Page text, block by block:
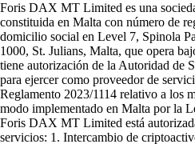
Foris DAX MT Limited es una
constituida en Malta con número de
domicilio social en Level 7, Spinola
1000, St. Julians, Malta, que opera
tiene autorización de la Autoridad de
para ejercer como proveedor de
Reglamento 2023/1114 relativo a los
modo implementado en Malta por la
Foris DAX MT Limited está
servicios: 1. Intercambio de